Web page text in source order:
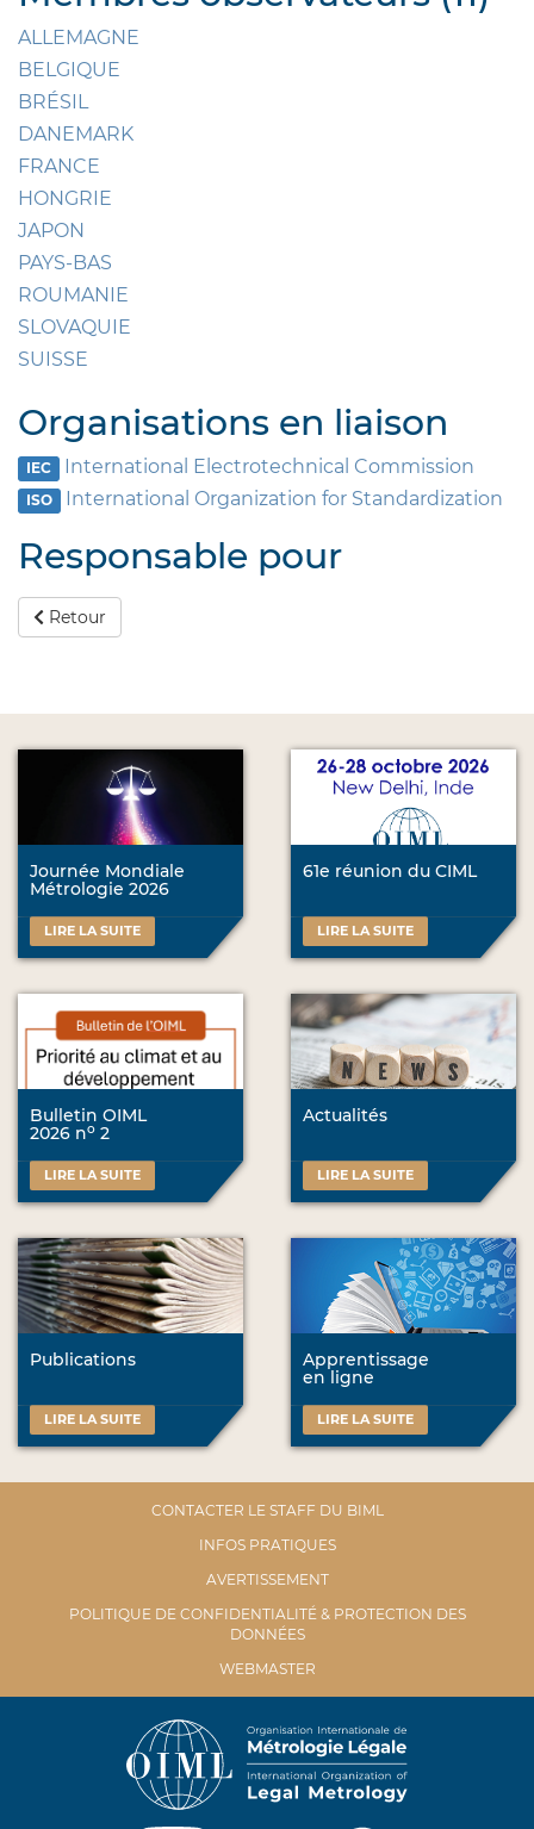
ALLEMAGNE
BELGIQUE
BRÉSIL
DANEMARK
FRANCE
HONGRIE
JAPON
PAYS-BAS
ROUMANIE
SLOVAQUIE
SUISSE
Organisations en liaison
IEC International Electrotechnical Commission
ISO International Organization for Standardization
Responsable pour
Retour
Journée Mondiale
Métrologie 2026
LIRE LA SUITE
61e réunion du CIML
LIRE LA SUITE
Bulletin OIML
2026 no 2
LIRE LA SUITE
Actualités
LIRE LA SUITE
Publications
LIRE LA SUITE
Apprentissage
en ligne
LIRE LA SUITE
CONTACTER LE STAFF DU BIML
INFOS PRATIQUES
AVERTISSEMENT
POLITIQUE DE CONFIDENTIALITÉ & PROTECTION DES
DONNÉES
WEBMASTER